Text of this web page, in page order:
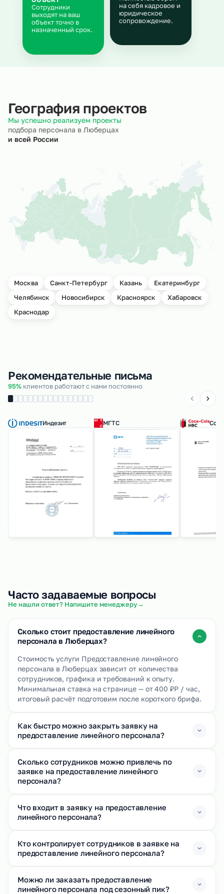
на себя кадровое и
юридическое
сопровождение.
Сотрудники
выходят на ваш
объект точно в
назначенный срок.
География проектов
Мы успешно реализуем проекты
подбора персонала в Люберцах
и всей России
Москва Санкт-Петербург Казань
Екатеринбург
Челябинск
Новосибирск Красноярск
Хабаровск
Краснодар
Рекомендательные письма
95% клиентов работают с нами постоянно
Индезит МГТС
Часто задаваемые вопросы
Не нашли ответ? Напишите менеджеру→
Сколько стоит предоставление линейного
персонала в Люберцах?
Стоимость услуги Предоставление линейного
персонала в Люберцах зависит от количества
сотрудников, графика и требований к опыту.
Минимальная ставка на странице — от 400 ₽Р / час,
итоговый расчёт подготовим после короткого брифа.
Как быстро можно закрыть заявку на
предоставление линейного персонала?
Сколько сотрудников можно привлечь по
заявке на предоставление линейного
персонала?
Что входит в заявку на предоставление
линейного персонала?
Кто контролирует сотрудников в заявке на
предоставление линейного персонала?
Можно ли заказать предоставление
линейного персонала под сезонный пик?